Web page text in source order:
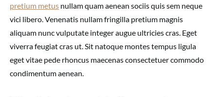
pretium metus nullam quam aenean sociis quis sem neque
vici libero. Venenatis nullam fringilla pretium magnis
aliquam nunc vulputate integer augue ultricies cras. Eget
viverra feugiat cras ut. Sit natoque montes tempus ligula
eget vitae pede rhoncus maecenas consectetuer commodo
condimentum aenean.